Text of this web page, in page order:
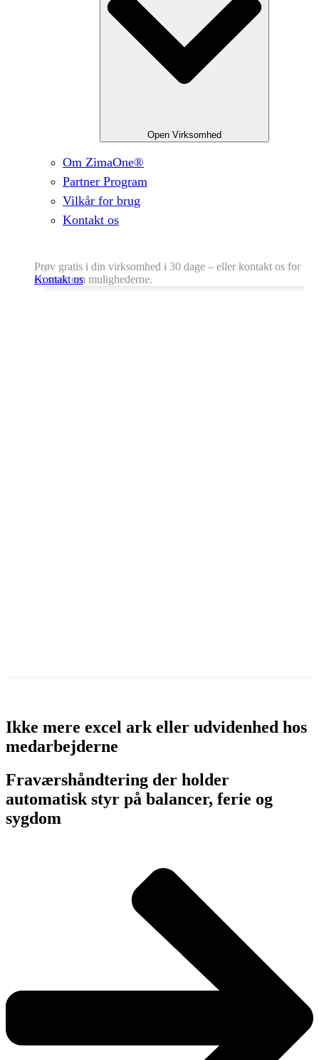
Open Virksomhed
Om ZimaOne®
Partner Program
Vilkår for brug
Kontakt os
Prøv gratis i din virksomhed i 30 dage – eller kontakt os for
en snak om mulighederne.
Kontakt os
Ikke mere excel ark eller udvidenhed hos
medarbejderne
Fraværshåndtering der holder
automatisk styr på balancer, ferie og
sygdom